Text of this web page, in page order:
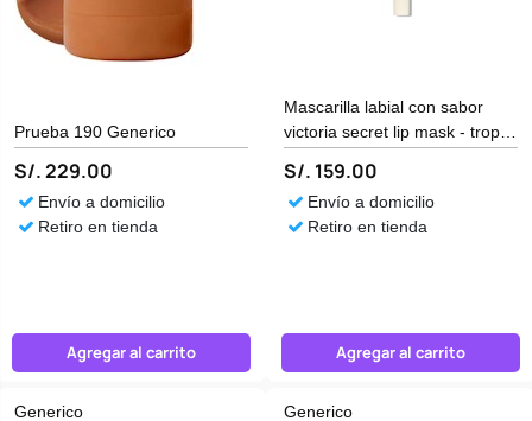
Prueba 190 Generico
S/. 229.00
Envío a domicilio
Retiro en tienda
Agregar al carrito
Mascarilla labial con sabor
victoria secret lip mask - tropic
S/. 159.00
Envío a domicilio
Retiro en tienda
Agregar al carrito
Generico Generico